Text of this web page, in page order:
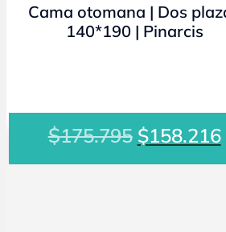
Cama otomana | Dos
140*190 | Pinarcis
$175.795 El
precio
$158.216El